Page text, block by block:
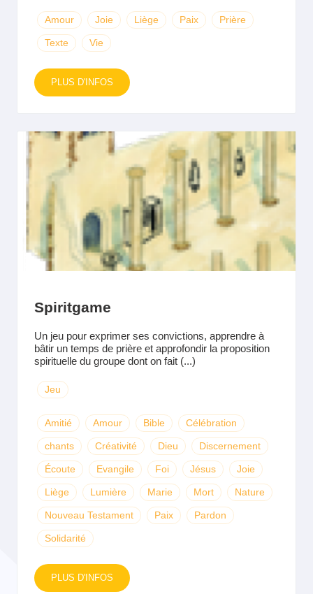
Amour Joie Liège Paix Prière
Texte Vie
PLUS D'INFOS
Spiritgame
Un jeu pour exprimer ses convictions, apprendre à
bâtir un temps de prière et approfondir la proposition
spirituelle du groupe dont on fait (...)
Jeu
Amitié Amour Bible Célébration
chants Créativité Dieu Discernement
Écoute Evangile Foi Jésus Joie
Liège Lumière Marie Mort Nature
Nouveau Testament Paix Pardon
Solidarité
PLUS D'INFOS